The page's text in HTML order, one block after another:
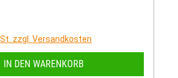
zzgl. Versandkosten
IN DEN WARENKORB